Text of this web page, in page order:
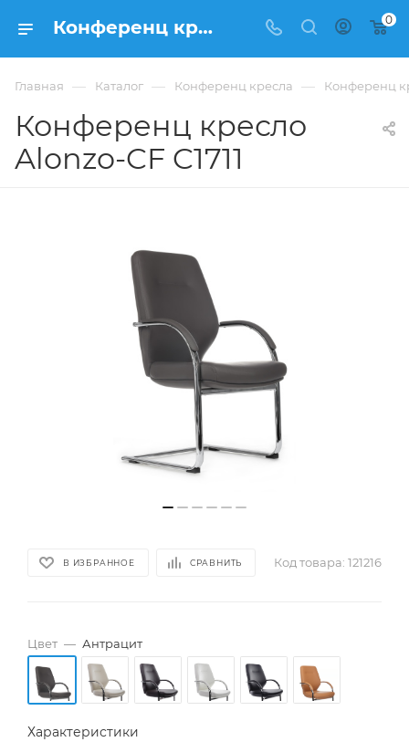
Конференц кресло Конференц кресла Alonzo-CF C1711 купить в Москве, цена 43 524 ₽. - интернет-магазин ФРАНКОМ 0
Главная — Каталог — Конференц кресла — Конференц
Конференц кресло
Alonzo-CF C1711
В ИЗБРАННОЕ СРАВНИТЬ Код товара: 121216
Цвет — Антрацит
Характеристики